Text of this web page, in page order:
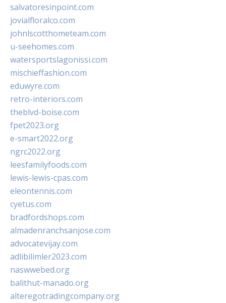
salvatoresinpoint.com
jovialfloralco.com
johnlscotthometeam.com
u-seehomes.com
watersportslagonissi.com
mischieffashion.com
eduwyre.com
retro-interiors.com
theblvd-boise.com
fpet2023.org
e-smart2022.org
ngrc2022.org
leesfamilyfoods.com
lewis-lewis-cpas.com
eleontennis.com
cyetus.com
bradfordshops.com
almadenranchsanjose.com
advocatevijay.com
adlibilimler2023.com
naswwebed.org
balithut-manado.org
alteregotradingcompany.org